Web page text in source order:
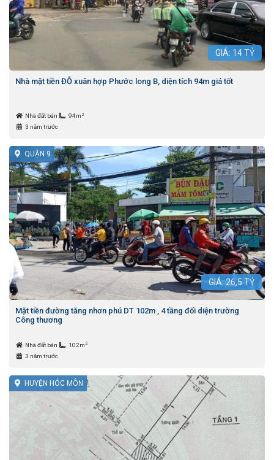
GIÁ: 14TỶ
Nhà mặt tiền ĐỖ xuân hợp Phước long B, diện tích 94m giá tốt
Nhà đất bán 94m 2
3 năm trước
QUẬN 9
GIÁ: 26,5 TỶ
Mặt tiền đường tăng nhơn phú DT 102m , 4 tầng đối diện trường
Công thương
Nhà đất bán 102m 2
3 năm trước
HUYỆN HÓC MÔN